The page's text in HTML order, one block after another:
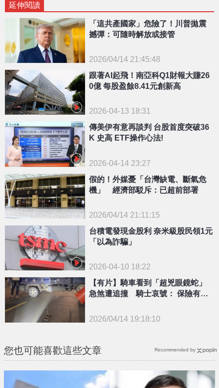
延伸閱讀
{PLAYICON}
「這共產國家」危險了！川普拋震
撼彈：可隨時解放或接管
2026/04/14 21:45:48
跟著AI起飛！南亞科Q1財報大賺26
0億 每股盈餘8.41元創新高
2026-04-13 18:31
傳美伊有意再談判 台股首度突破36
K 史高 ETF操作心法!
2026-04-14 23:27
{PLAYICON}
假的！外媒憂「台灣缺電、斷氣危
機」 經濟部駁斥：已超前部署
2026/04/14 21:11:15
台積電發現金股利 奈米級股民領1元
「以為詐騙」
2026-04-10 18:22
【有片】騎車看到「超兇眼鏡蛇」
急煞遭追撞 騎士哀號： 保險有賠
2026/04/14 19:18:10
您也可能喜歡這些文章 Recommended by